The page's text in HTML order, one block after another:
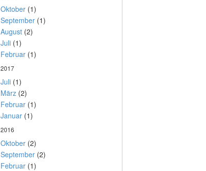
Oktober(1)
September(1)
August(2)
Juli(1)
Februar(1)
2017
Juli(1)
März(2)
Februar(1)
Januar(1)
2016
Oktober(2)
September(2)
Februar(1)